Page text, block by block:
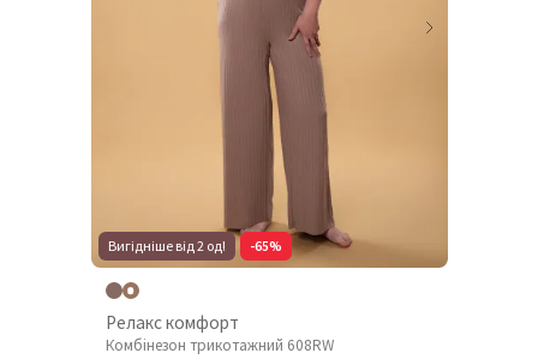
Вигідніше від 2 од! -65%
Релакс комфорт
Комбінезон трикотажний 608RW